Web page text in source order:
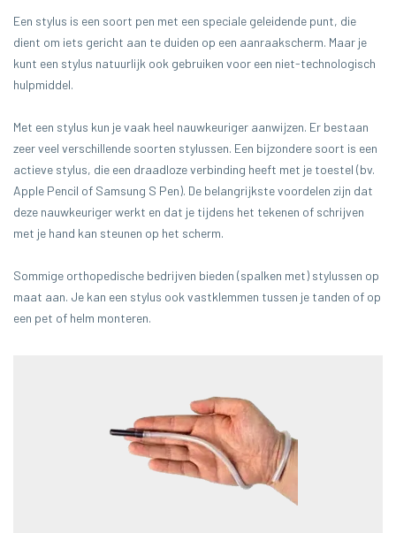
Een stylus is een soort pen met een speciale geleidende punt, die
dient om iets gericht aan te duiden op een aanraakscherm. Maar je
kunt een stylus natuurlijk ook gebruiken voor een niet-technologisch
hulpmiddel.
Met een stylus kun je vaak heel nauwkeuriger aanwijzen. Er bestaan
zeer veel verschillende soorten stylussen. Een bijzondere soort is een
actieve stylus, die een draadloze verbinding heeft met je toestel (bv.
Apple Pencil of Samsung S Pen). De belangrijkste voordelen zijn dat
deze nauwkeuriger werkt en dat je tijdens het tekenen of schrijven
met je hand kan steunen op het scherm.
Sommige orthopedische bedrijven bieden (spalken met) stylussen op
maat aan. Je kan een stylus ook vastklemmen tussen je tanden of op
een pet of helm monteren.